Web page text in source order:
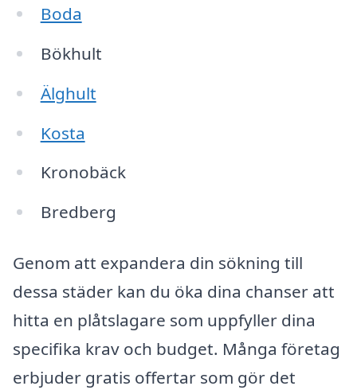
Boda
Bökhult
Älghult
Kosta
Kronobäck
Bredberg
Genom att expandera din sökning till
dessa städer kan du öka dina chanser att
hitta en plåtslagare som uppfyller dina
specifika krav och budget. Många företag
erbjuder gratis offertar som gör det